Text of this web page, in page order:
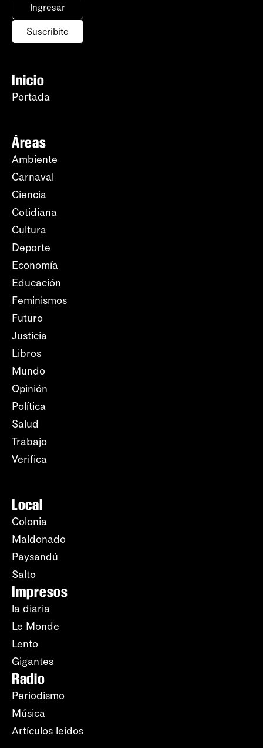
Ingresar
Suscribite
Inicio
Portada
Áreas
Ambiente
Carnaval
Ciencia
Cotidiana
Cultura
Deporte
Economía
Educación
Feminismos
Futuro
Justicia
Libros
Mundo
Opinión
Política
Salud
Trabajo
Verifica
Local
Colonia
Maldonado
Paysandú
Salto
Impresos
la diaria
Le Monde
Lento
Gigantes
Radio
Periodismo
Música
Artículos leídos